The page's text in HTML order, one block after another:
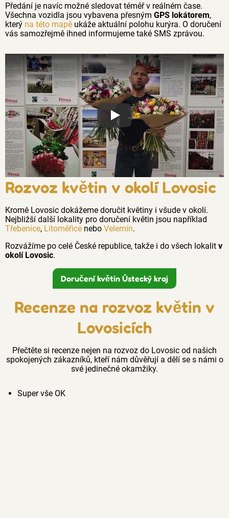
Předání je navíc možné sledovat téměř v reálném čase.
Všechna vozidla jsou vybavena přesným GPS lokátorem,
který na této mapě ukáže aktuální polohu kurýra. O doručení
vás samozřejmě ihned informujeme také SMS zprávou.
Proč jsou květiny z Florea tak
Rozvoz květin v okolí Lovosic
Kromě Lovosic dokážeme doručit květiny i všude v okolí.
Nejbližší další lokality pro doručení květin jsou například
Třebenice, Litoměřice nebo Velemín.
Rozvážíme po celé České republice, takže i do všech lokalit v
okolí Lovosic.
Doručení květin Ústecký kraj
Recenze na rozvoz květin v
Lovosicích
Přečtěte si recenze nejen na rozvoz do Lovosic od našich
spokojených zákazníků, kteří nám důvěřují a dělí se s námi o
své jedinečné okamžiky.
Super vše OK